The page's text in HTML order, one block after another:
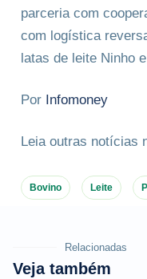
parceria com
com logística
latas de leite Ninho
Por Infomoney
Leia outras notícias
Bovino Leite
Relacionadas
Veja também